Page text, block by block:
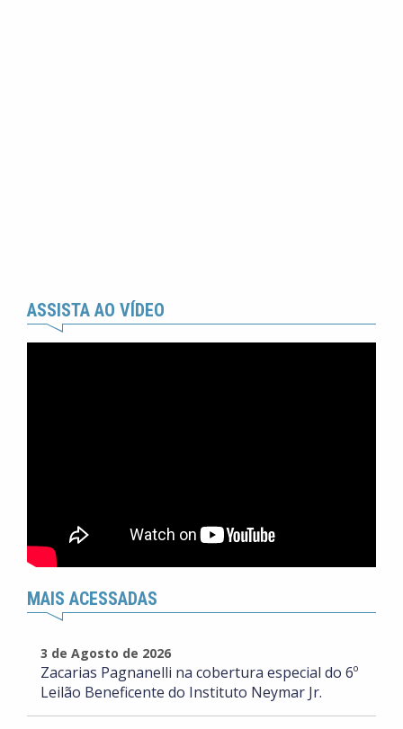
ASSISTA AO VÍDEO
MAIS ACESSADAS
3 de Agosto de 2026
Zacarias Pagnanelli na cobertura especial do 6º
Leilão Beneficente do Instituto Neymar Jr.